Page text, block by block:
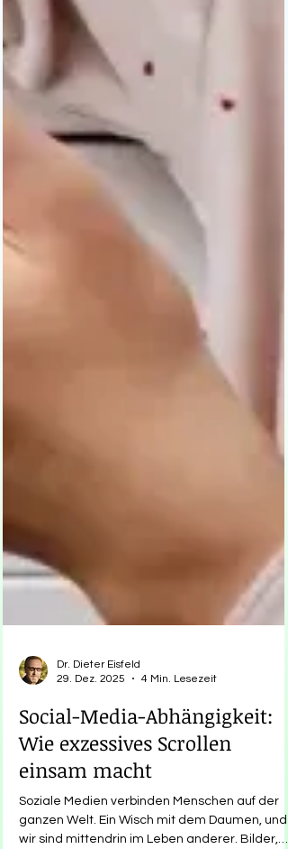
Dr. Dieter Eisfeld
Social-Media-Abhängigkeit:
Wie exzessives Scrollen
einsam macht
Soziale Medien verbinden Menschen auf der
ganzen Welt. Ein Wisch mit dem Daumen, und